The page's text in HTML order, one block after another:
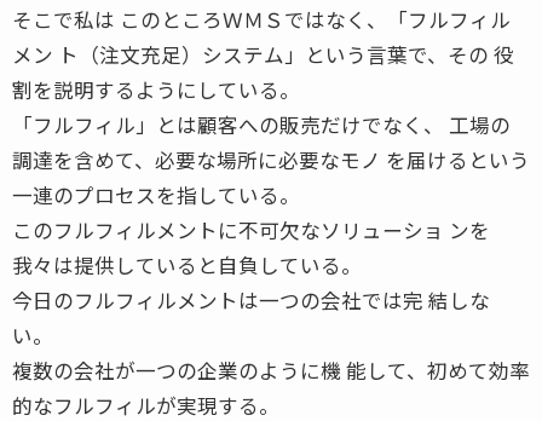
そこで私は このところＷＭＳではなく、「フルフィル
メン ト（注文充足）システム」という言葉で、その 役
割を説明するようにしている。
「フルフィル」とは顧客への販売だけでなく、 工場の
調達を含めて、必要な場所に必要なモノ を届けるという
一連のプロセスを指している。
このフルフィルメントに不可欠なソリューショ ンを
我々は提供していると自負している。
今日のフルフィルメントは一つの会社では完 結しな
い。
複数の会社が一つの企業のように機 能して、初めて効率
的なフルフィルが実現する。